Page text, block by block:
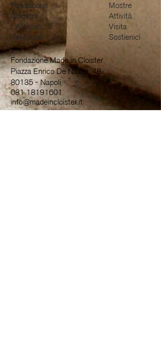
Fondazione
Chiostro
LAB.oratorio
Refettorio
Mostre
Attività
Visita
Sostienici
Fondazione Made in Cloister
Piazza Enrico De Nicola, 48
80135 - Napoli
081 18191601
info@madeincloister.it